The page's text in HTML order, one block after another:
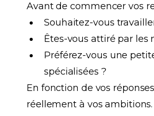
Avant de commencer vos
Souhaitez-vous
Êtes-vous attiré par
Préférez-vous une
spécialisées ?
En fonction de vos
réellement à vos ambitions.